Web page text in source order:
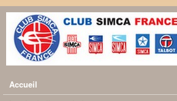
Aller au contenu principal
Menu principal
Accueil